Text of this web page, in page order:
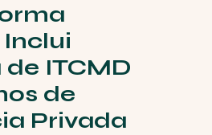
ITCMD
de
Privada